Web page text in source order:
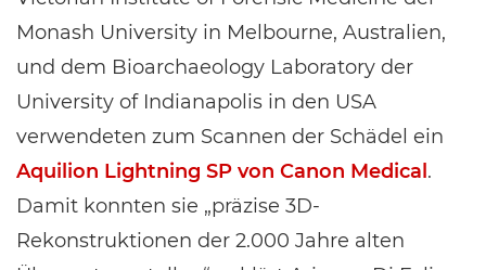
Monash University in Melbourne, Australien,
und dem Bioarchaeology Laboratory der
University of Indianapolis in den USA
verwendeten zum Scannen der Schädel ein
Aquilion Lightning SP von Canon Medical.
Damit konnten sie „präzise 3D-
Rekonstruktionen der 2.000 Jahre alten